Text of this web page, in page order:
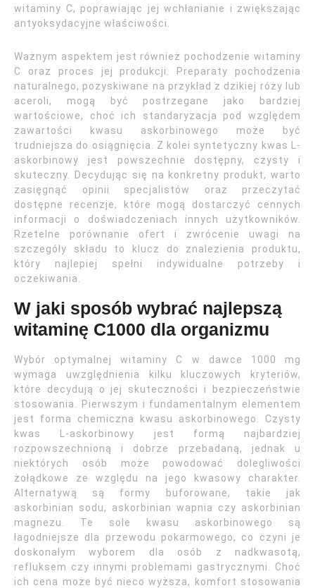
witaminy C, poprawiając jej wchłanianie i zwiększając
antyoksydacyjne właściwości.
Ważnym aspektem jest również pochodzenie witaminy
C oraz proces jej produkcji. Preparaty pochodzenia
naturalnego, pozyskiwane na przykład z dzikiej róży lub
aceroli, mogą być postrzegane jako bardziej
wartościowe, choć ich standaryzacja pod względem
zawartości kwasu askorbinowego może być
trudniejsza do osiągnięcia. Z kolei syntetyczny kwas L-
askorbinowy jest powszechnie dostępny, czysty i
skuteczny. Decydując się na konkretny produkt, warto
zasięgnąć opinii specjalistów oraz przeczytać
dostępne recenzje, które mogą dostarczyć cennych
informacji o doświadczeniach innych użytkowników.
Rzetelne porównanie ofert i zwrócenie uwagi na
szczegóły składu to klucz do znalezienia produktu,
który najlepiej spełni indywidualne potrzeby i
oczekiwania.
W jaki sposób wybrać najlepszą
witaminę C1000 dla organizmu
Wybór optymalnej witaminy C w dawce 1000 mg
wymaga uwzględnienia kilku kluczowych kryteriów,
które decydują o jej skuteczności i bezpieczeństwie
stosowania. Pierwszym i fundamentalnym elementem
jest forma chemiczna kwasu askorbinowego. Czysty
kwas L-askorbinowy jest formą najbardziej
rozpowszechnioną i dobrze przebadaną, jednak u
niektórych osób może powodować dolegliwości
żołądkowe ze względu na jego kwasowy charakter.
Alternatywą są formy buforowane, takie jak
askorbinian sodu, askorbinian wapnia czy askorbinian
magnezu. Te sole kwasu askorbinowego są
łagodniejsze dla przewodu pokarmowego, co czyni je
doskonałym wyborem dla osób z nadkwasotą,
refluksem czy innymi problemami gastrycznymi. Choć
ich cena może być nieco wyższa, komfort stosowania